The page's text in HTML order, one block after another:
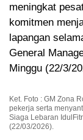
meningkat
komitmen
lapangan
General
Minggu (22/3/
Ket. Foto : GM Zona
pekerja serta
Siaga Lebaran
(22/03/2026).